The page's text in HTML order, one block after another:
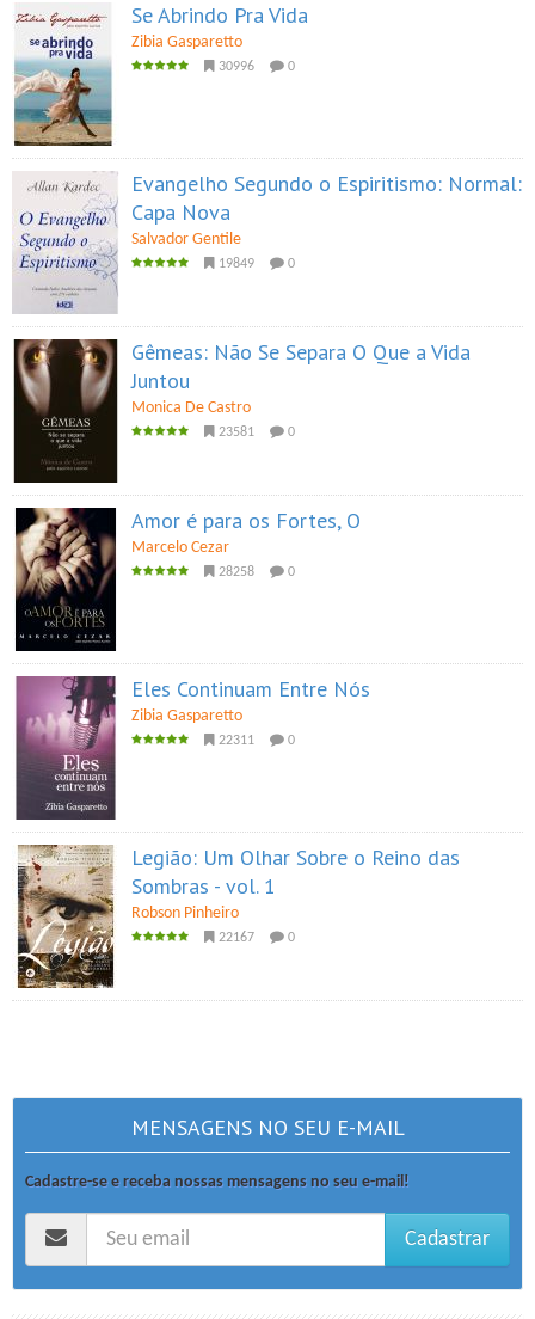
Se Abrindo Pra Vida
Zibia Gasparetto
30996 0
Evangelho Segundo o Espiritismo: Normal:
Capa Nova
Salvador Gentile
19849 0
Gêmeas: Não Se Separa O Que a Vida
Juntou
Monica De Castro
23581 0
Amor é para os Fortes, O
Marcelo Cezar
28258 0
Eles Continuam Entre Nós
Zibia Gasparetto
22311 0
Legião: Um Olhar Sobre o Reino das
Sombras - vol. 1
Robson Pinheiro
22167 0
MENSAGENS NO SEU E-MAIL
Cadastre-se e receba nossas mensagens no seu e-mail!
Cadastrar